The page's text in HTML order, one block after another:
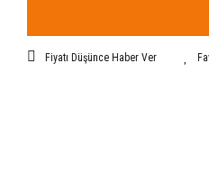
Fiyatı Düşünce Haber Ver